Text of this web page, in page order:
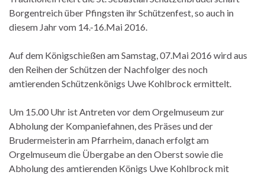
Borgentreich über Pfingsten ihr Schützenfest, so auch in
diesem Jahr vom 14.-16.Mai 2016.
Auf dem Königschießen am Samstag, 07.Mai 2016 wird aus
den Reihen der Schützen der Nachfolger des noch
amtierenden Schützenkönigs Uwe Kohlbrock ermittelt.
Um 15.00 Uhr ist Antreten vor dem Orgelmuseum zur
Abholung der Kompaniefahnen, des Präses und der
Brudermeisterin am Pfarrheim, danach erfolgt am
Orgelmuseum die Übergabe an den Oberst sowie die
Abholung des amtierenden Königs Uwe Kohlbrock mit